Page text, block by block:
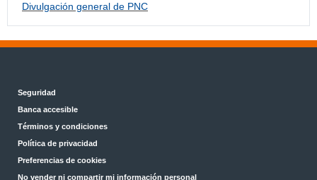
Divulgación general de PNC
Seguridad
Banca accesible
Términos y condiciones
Política de privacidad
Preferencias de cookies
No vender ni compartir mi información personal